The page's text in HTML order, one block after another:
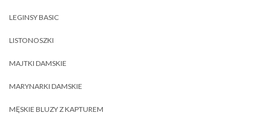
LEGINSY BASIC
LISTONOSZKI
MAJTKI DAMSKIE
MARYNARKI DAMSKIE
MĘSKIE BLUZY Z KAPTUREM